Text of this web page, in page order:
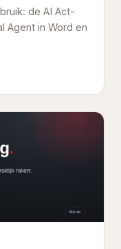
de AI Act-
Agent in Word en